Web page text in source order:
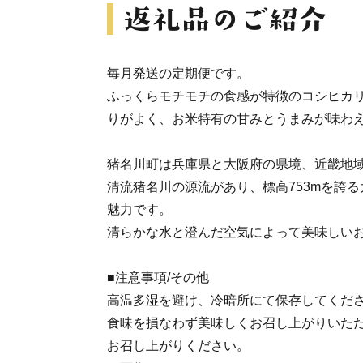
毎月発送の定期便です。
ふっくらモチモチの食感が特徴のコシヒカ
りがよく、お米特有の甘みとうまみが味わ
猪名川町は兵庫県と大阪府の県境、近畿地
清流猪名川の源流があり、標高753mを誇
魅力です。
清らかな水と澄んだ空気によって美味しい
■注意事項/その他
高温多湿を避け、冷暗所にて保存してくださ
食味を損なわず美味しくお召し上がりいた
お召し上がりください。